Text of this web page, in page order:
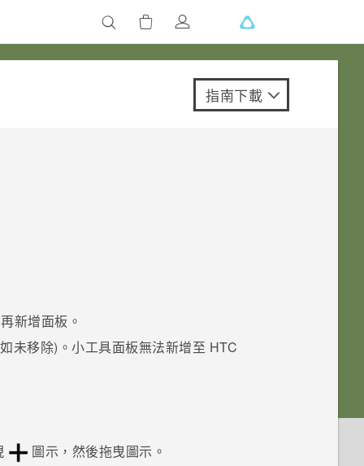
指南下載
新增面板。
未移除)。小工具面板無法新增至 HTC
圖示，然後拖曳圖示。